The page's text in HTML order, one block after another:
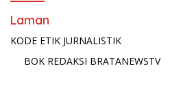
Laman
KODE ETIK JURNALISTIK
BOK REDAKSI BRATANEWSTV